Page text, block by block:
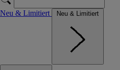
Neu & Limitiert Neu & Limitiert